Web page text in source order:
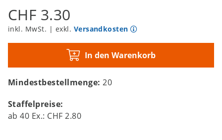
CHF 3.30
inkl. MwSt. | exkl. Versandkosten
In den Warenkorb
Mindestbestellmenge:20
Staffelpreise:
ab40 Ex.: CHF 2.80